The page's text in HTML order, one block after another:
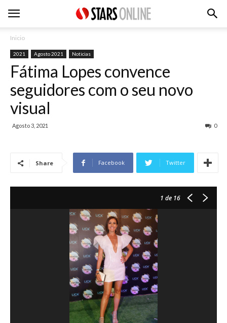
Inicio
2021 Agosto 2021 Noticias
Fátima Lopes convence
seguidores com o seu novo
visual
Agosto 3, 2021 0
Share Facebook Twitter
1 de 16